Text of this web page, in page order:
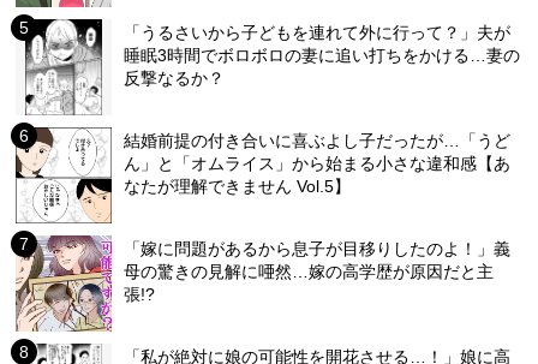
「うるさいから子どもを連れて外に行って？」夫が
睡眠3時間でボロボロの妻に追い打ちをかける…妻の
反撃なるか？
結婚前提の付き合いに喜ぶよし子だったが…「うど
ん」と「オムライス」から始まる小さな違和感【あ
なたが理解できません Vol.5】
「嫁に問題があるから息子が目移りしたのよ！」義
母の驚きの見解に唖然…嫁の高学歴が原因だと主
張!?
「私が絶対に娘の可能性を開花させる…！」娘に高